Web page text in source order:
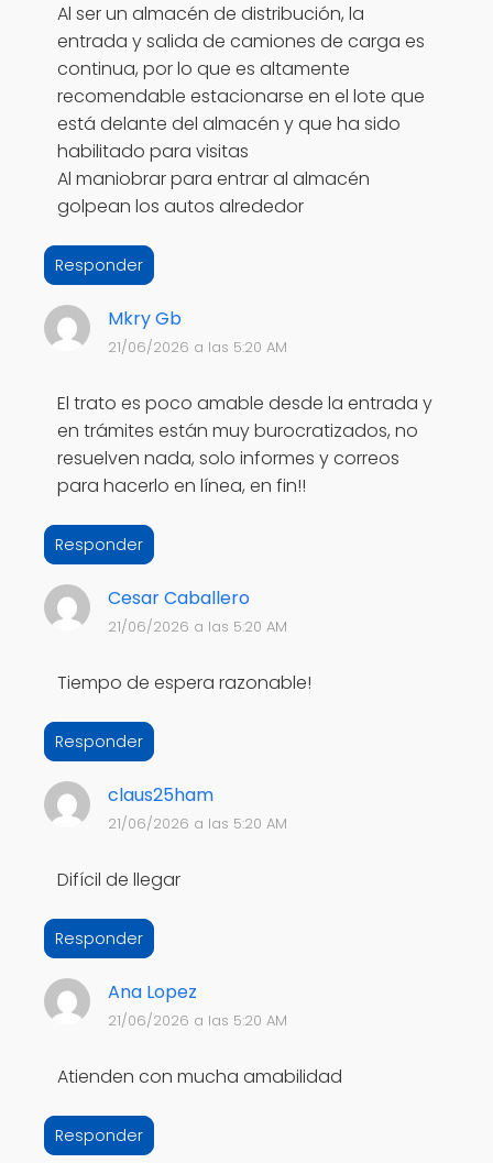
Al ser un almacén de distribución, la
entrada y salida de camiones de carga es
continua, por lo que es altamente
recomendable estacionarse en el lote que
está delante del almacén y que ha sido
habilitado para visitas
Al maniobrar para entrar al almacén
golpean los autos alrededor
Responder
Mkry Gb
21/06/2026 a las 5:20 AM
El trato es poco amable desde la entrada y
en trámites están muy burocratizados, no
resuelven nada, solo informes y correos
para hacerlo en línea, en fin!!
Responder
Cesar Caballero
21/06/2026 a las 5:20 AM
Tiempo de espera razonable!
Responder
claus25ham
21/06/2026 a las 5:20 AM
Difícil de llegar
Responder
Ana Lopez
21/06/2026 a las 5:20 AM
Atienden con mucha amabilidad
Responder